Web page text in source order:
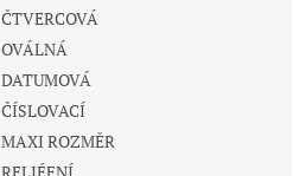
ČTVERCOVÁ
OVÁLNÁ
DATUMOVÁ
ČÍSLOVACÍ
MAXI ROZMĚR